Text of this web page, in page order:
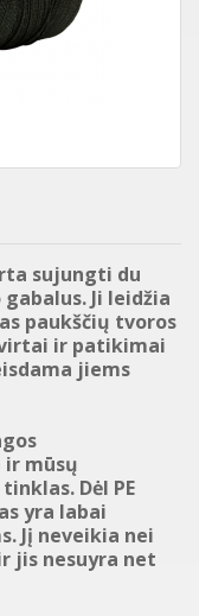
sujungti du
Ji leidžia
paukščių tvoros
ir patikimai
jiems
mūsų
Dėl PE
yra labai
Jį neveikia nei
jis nesuyra net